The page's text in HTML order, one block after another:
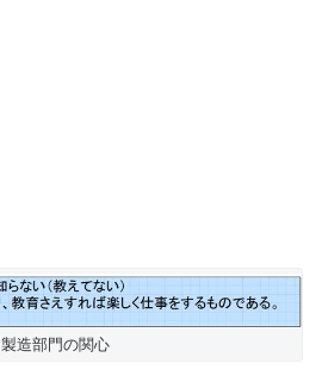
製造部門の関心